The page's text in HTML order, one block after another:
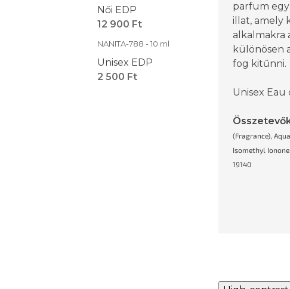
Női EDP
12 900 Ft
NANITA-788 - 10 ml
Unisex EDP
2 500 Ft
parfum
illat, amely
alkalmakra
különösen
fog kitűnni.
Unisex Eau
(Fragrance),
Isomethyl
19140